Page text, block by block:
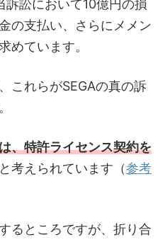
訴訟において10億円の損
の支払い、さらにメメン
めています。
これらがSEGAの真の訴
、特許ライセンス契約を
考えられています（参考
るところですが、折り合